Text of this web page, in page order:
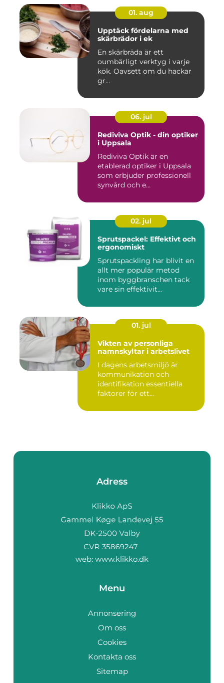
01. aug
Upptäck fördelarna med
skärbrädor i ek
En skärbräda är ett
oumbärligt verktyg i varje
kök. Oavsett om du hackar
gr...
06. jul
Rediviva Optik - din optiker
i Uppsala
Rediviva Optik är en
etablerad optiker i Uppsala
som erbjuder professionell
synvård och e...
02. jul
Sprutspackel: Effektivt och
ergonomiskt
Sprutspackling har blivit en
allt mer populär metod
inom byggbranschen tack
vare sin effektivit...
01. jul
Vikten av personliga
namnskyltar i arbetslivet
I dagens arbetsmiljö är
kommunikation och
identifikation essentiella
faktorer för ett...
Adress
web: www.klikko.dk
Menu
Annonsering
Om oss
Cookies
Kontakta oss
Sitemap